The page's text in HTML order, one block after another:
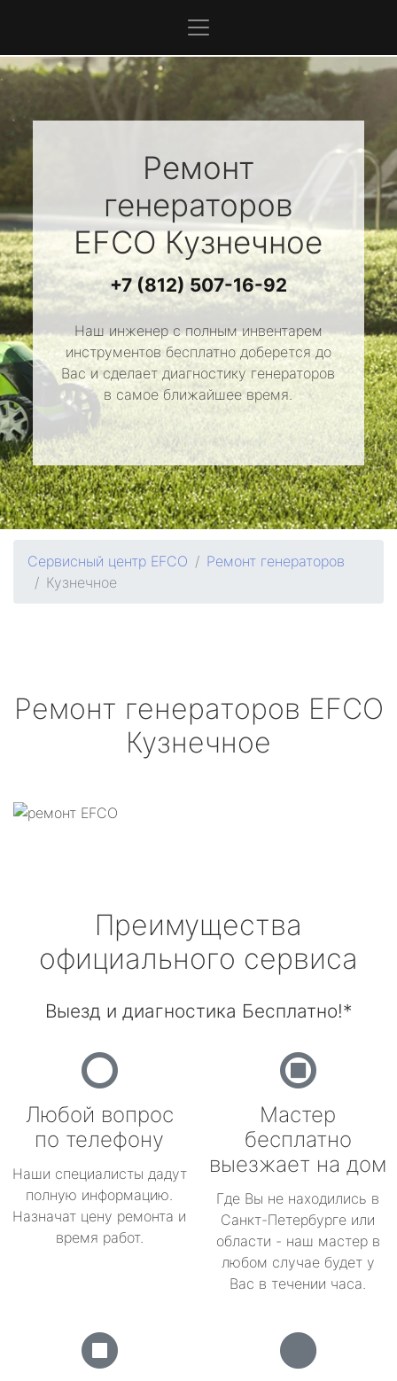
Ремонт
генераторов
EFCOКузнечное
+7 (812) 507-16-92
Наш инженер с полным инвентарем
инструментов бесплатно доберется до
Вас и сделает диагностику генераторов
в самое ближайшее время.
Сервисный центр EFCO
Ремонт генераторов
Кузнечное
Ремонт генераторов EFCO
Кузнечное
Преимущества
официального сервиса
Выезд и диагностика Бесплатно!*
Любой вопрос
по телефону
Наши специалисты дадут
полную информацию.
Назначат цену ремонта и
время работ.
Мастер
бесплатно
выезжает на дом
Где Вы не находились в
Санкт-Петербурге или
области - наш мастер в
любом случае будет у
Вас в течении часа.